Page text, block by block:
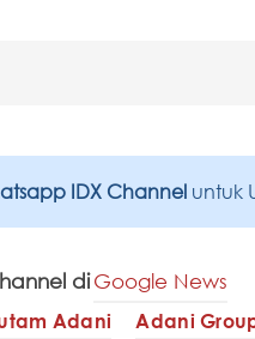
IDX Channel untuk
diGoogle News
Adani Adani